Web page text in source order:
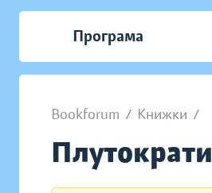
Програма
Bookforum / Книжки /
Плутократи